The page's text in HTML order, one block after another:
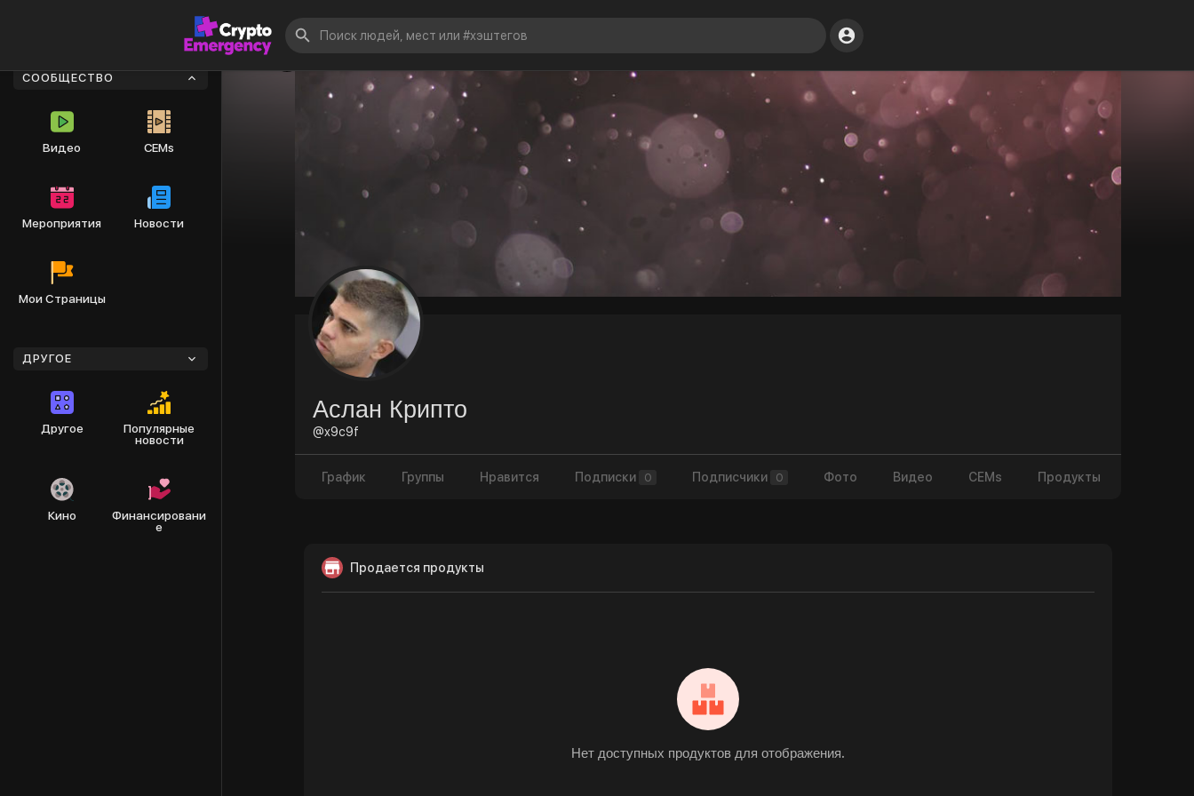
СООБЩЕСТВО
Видео CEMs
Мероприятия Новости
Мои Страницы
ДРУГОЕ
Другое
Популярные
новости
Кино
Финансировани
е
Аслан Крипто
@x9c9f
График Группы Нравится Подписки 0 Подписчики 0 Фото Видео CEMs Продукты
Продается продукты
Нет доступных продуктов для отображения.